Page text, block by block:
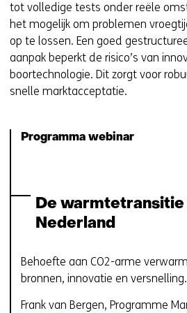
tot volledige tests onder reële
het mogelijk om problemen
op te lossen. Een goed
aanpak beperkt de risico’s van
boortechnologie. Dit zorgt voor
snelle marktacceptatie.
Programma webinar
De warmtetransitie
Nederland
Behoefte aan CO2-arme
bronnen, innovatie en versnelling.
Frank van Bergen, Programme